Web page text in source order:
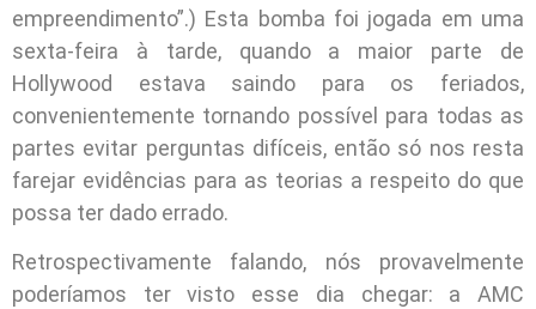
empreendimento”.) Esta bomba foi jogada em uma
sexta-feira à tarde, quando a maior parte de
Hollywood estava saindo para os feriados,
convenientemente tornando possível para todas as
partes evitar perguntas difíceis, então só nos resta
farejar evidências para as teorias a respeito do que
possa ter dado errado.
Retrospectivamente falando, nós provavelmente
poderíamos ter visto esse dia chegar: a AMC